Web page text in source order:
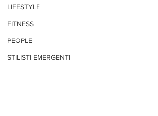
LIFESTYLE
FITNESS
PEOPLE
STILISTI EMERGENTI